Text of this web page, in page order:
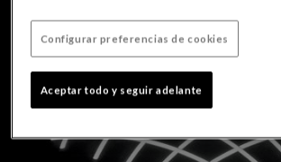
Configurar preferencias de cookies
Aceptar todo y seguir adelante